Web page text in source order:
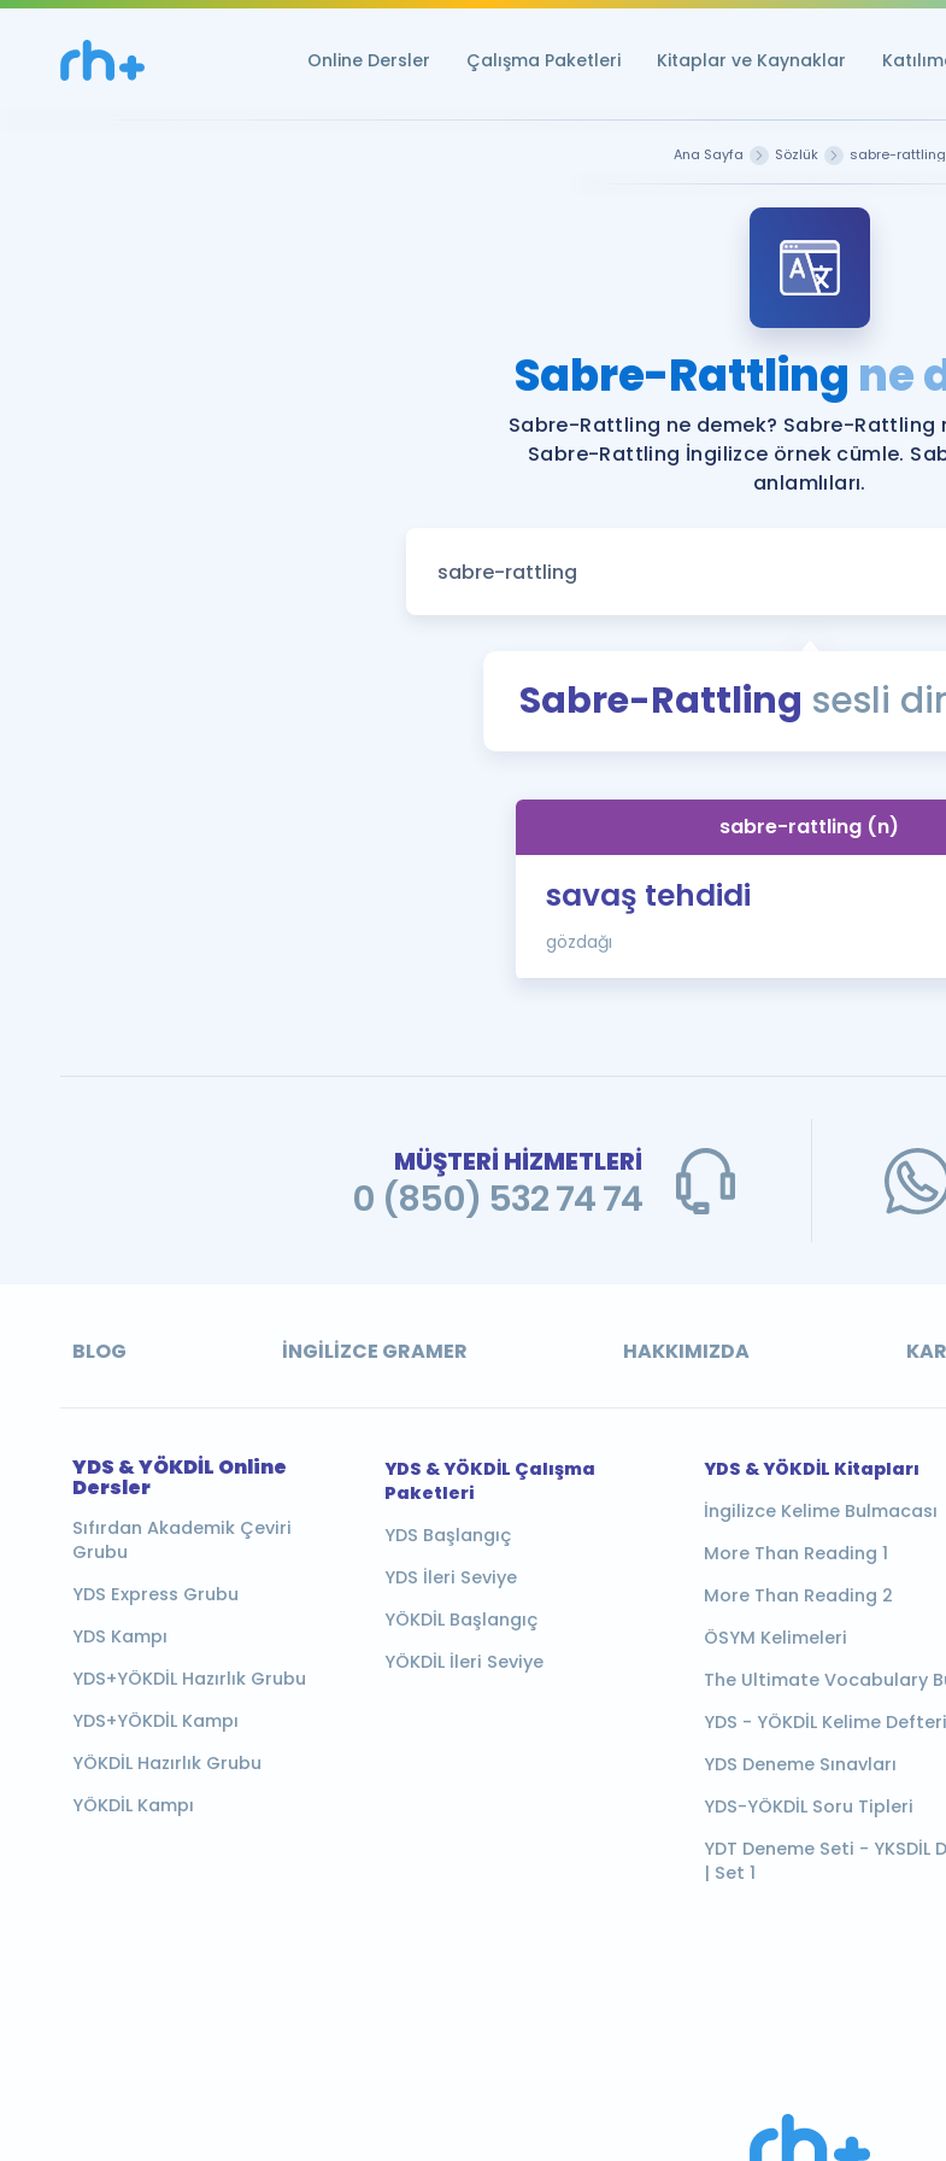
Online Dersler Çalışma Paketleri Kitaplar ve Kaynaklar
Ana Sayfa Sözlük sabre-rattling
Sabre-Rattling ne
Sabre-Rattling ne demek? Sabre-Rattling
Sabre-Rattling İngilizce örnek cümle.
anlamlıları.
Sabre-Rattling sesli
sabre-rattling (n)
savaş tehdidi
gözdağı
MÜŞTERİ HİZMETLERİ
0 (850) 532 74 74
BLOG İNGILIZCE GRAMER HAKKIMIZDA
YDS & YÖKDİL Online
Dersler
Sıfırdan Akademik Çeviri
Grubu
YDS Express Grubu
YDS Kampı
YDS+YÖKDİL Hazırlık Grubu
YDS+YÖKDİL Kampı
YÖKDİL Hazırlık Grubu
YÖKDİL Kampı
YDS & YÖKDİL Çalışma
Paketleri
YDS Başlangıç
YDS İleri Seviye
YÖKDİL Başlangıç
YÖKDİL İleri Seviye
YDS & YÖKDİL Kitapları
İngilizce Kelime Bulmacası
More Than Reading 1
More Than Reading 2
ÖSYM Kelimeleri
The Ultimate Vocabulary
YDS - YÖKDİL Kelime Defteri
YDS Deneme Sınavları
YDS-YÖKDİL Soru Tipleri
YDT Deneme Seti - YKSDİL
| Set 1